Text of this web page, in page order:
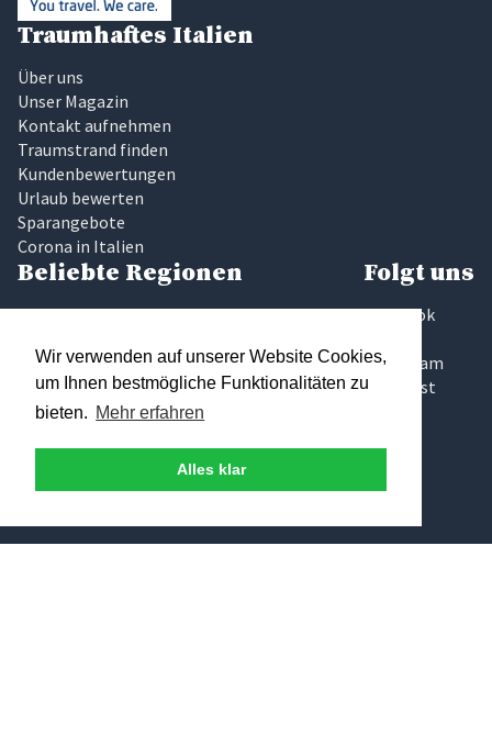
Wir verwenden auf unserer Website Cookies,
um Ihnen bestmögliche Funktionalitäten zu
bieten. Mehr erfahren
Alles klar
Traumhaftes Italien
Über uns
Unser Magazin
Kontakt aufnehmen
Traumstrand finden
Kundenbewertungen
Urlaub bewerten
Sparangebote
Corona in Italien
Beliebte Regionen
Latium
Sardinien
Sizilien
Toskana
Folgt uns
Facebook
Instagram
Pinterest